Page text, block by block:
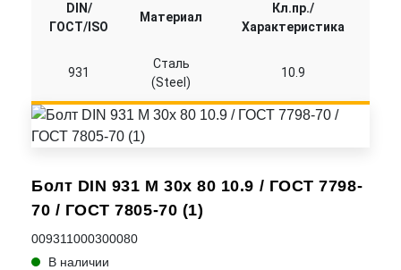
Болт DIN 931 M 30x 80 10.9 / ГОСТ 7798-
70 / ГОСТ 7805-70 (1)
009311000300080
В наличии
DIN/
ГОСТ/ISO
Материал
Кл.пр./
Характеристика
931
Сталь
(Steel)
10.9